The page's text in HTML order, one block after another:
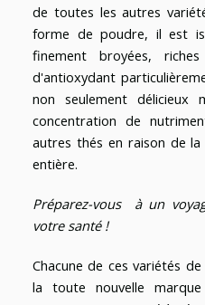
de toutes les autres
forme de poudre, il est
finement broyées,
d'antioxydant
non seulement délicieux
concentration de
autres thés en raison de
entière.
Préparez-vous à un
votre santé !
Chacune de ces variétés
la toute nouvelle